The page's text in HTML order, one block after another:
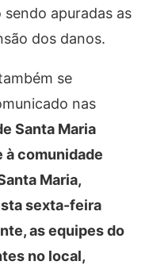
apuradas as
dos danos.
se
nas
Santa Maria
à comunidade
Maria,
sexta-feira
as equipes do
no local,